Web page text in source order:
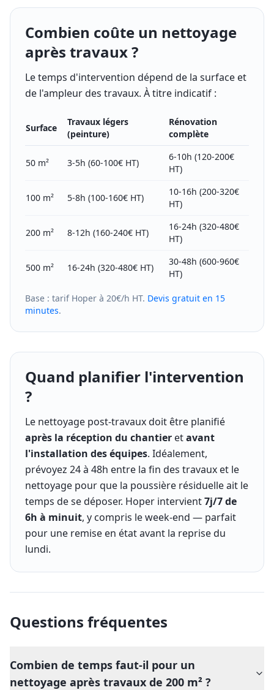
Combien coûte un nettoyage
après travaux ?
Le temps d'intervention dépend de la surface et
de l'ampleur des travaux. À titre indicatif :
Surface
Travaux légers
(peinture)
Rénovation
complète
50 m² 3-5h (60-100€ HT)
6-10h (120-200€
HT)
100 m² 5-8h (100-160€ HT)
10-16h (200-320€
HT)
200 m² 8-12h (160-240€ HT)
16-24h (320-480€
HT)
500 m² 16-24h (320-480€ HT)
30-48h (600-960€
HT)
Base : tarif Hoper à 20€/h HT. Devis gratuit en 15
minutes.
Quand planifier l'intervention
?
Le nettoyage post-travaux doit être planifié
après la réception du chantier etavant
l'installation des équipes. Idéalement,
prévoyez 24 à 48h entre la fin des travaux et le
nettoyage pour que la poussière résiduelle ait le
temps de se déposer. Hoper intervient7j/7 de
6h à minuit, y compris le week-end — parfait
pour une remise en état avant la reprise du
lundi.
Questions fréquentes
Combien de temps faut-il pour un
nettoyage après travaux de 200 m² ?